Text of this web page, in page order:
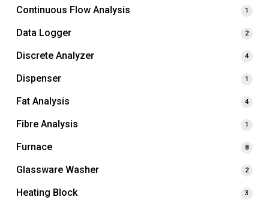
Continuous Flow Analysis 1
Data Logger 2
Discrete Analyzer 4
Dispenser 1
Fat Analysis 4
Fibre Analysis 1
Furnace 8
Glassware Washer 2
Heating Block 3